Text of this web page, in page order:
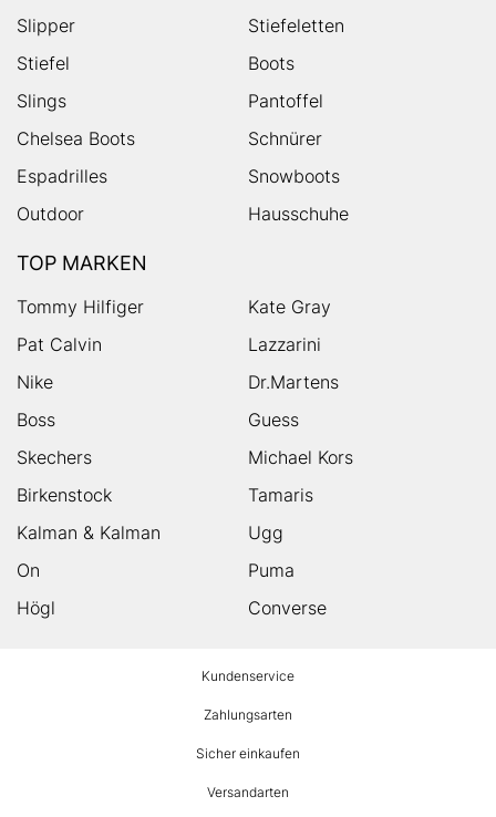
Slipper
Stiefeletten
Stiefel
Boots
Slings
Pantoffel
Chelsea Boots
Schnürer
Espadrilles
Snowboots
Outdoor
Hausschuhe
TOP MARKEN
Tommy Hilfiger
Kate Gray
Pat Calvin
Lazzarini
Nike
Dr.Martens
Boss
Guess
Skechers
Michael Kors
Birkenstock
Tamaris
Kalman & Kalman
Ugg
On
Puma
Högl
Converse
Kundenservice
Zahlungsarten
Sicher einkaufen
Versandarten